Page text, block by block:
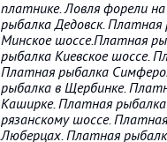
платнике. Ловля форели
рыбалка Дедовск.
Минское шоссе.Платная
рыбалка Киевское шоссе.
Платная рыбалка
рыбалка в Щербинке.
Каширке. Платная
рязанскому шоссе.
Люберцах. Платная